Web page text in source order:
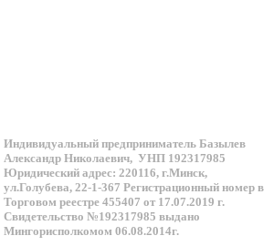
Индивидуальный предприниматель Базылев
Александр Николаевич, УНП 192317985
Юридический адрес: 220116, г.Минск,
ул.Голубева, 22-1-367 Регистрационный номер в
Торговом реестре 455407 от 17.07.2019 г.
Свидетельство №192317985 выдано
Мингорисполкомом 06.08.2014г.